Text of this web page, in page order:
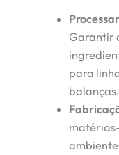
Garantir
para
balanças.